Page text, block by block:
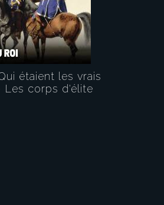
étaient les vrais
Les corps d'élite